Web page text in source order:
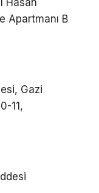
Hasan
Apartmanı B
Gazi
11,